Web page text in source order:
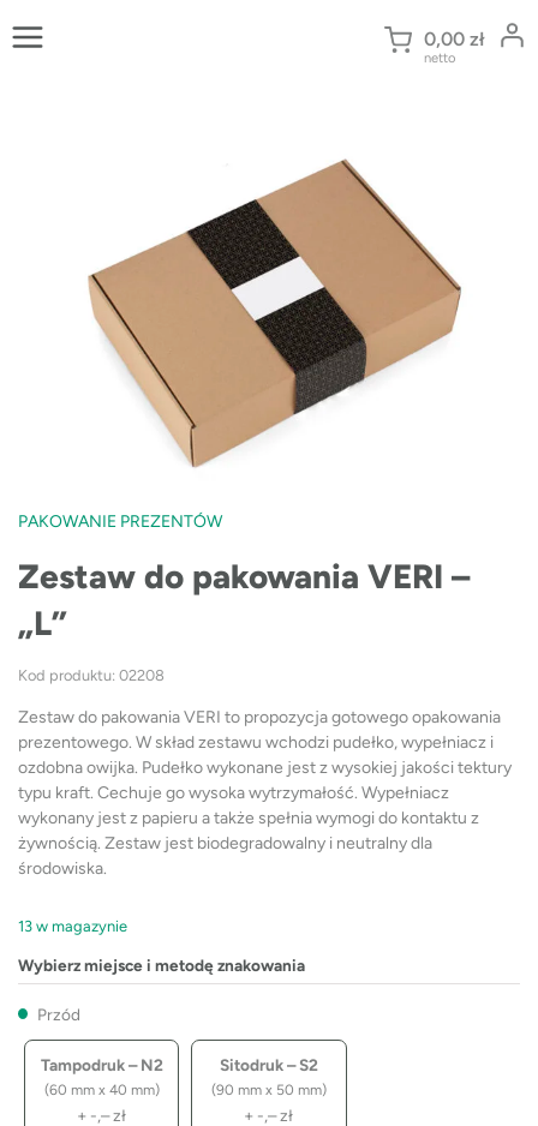
do
0,00 zł
netto
PAKOWANIE PREZENTÓW
Zestaw do pakowania VERI –
„L”
Kod produktu: 02208
Zestaw do pakowania VERI to propozycja gotowego opakowania
prezentowego. W skład zestawu wchodzi pudełko, wypełniacz i
ozdobna owijka. Pudełko wykonane jest z wysokiej jakości tektury
typu kraft. Cechuje go wysoka wytrzymałość. Wypełniacz
wykonany jest z papieru a także spełnia wymogi do kontaktu z
żywnością. Zestaw jest biodegradowalny i neutralny dla
środowiska.
13 w magazynie
Wybierz miejsce i metodę znakowania
Przód
Tampodruk – N2
(60 mm x 40 mm)
+ -,–zł
Sitodruk – S2
(90 mm x 50 mm)
+ -,–zł